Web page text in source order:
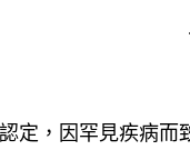
認定，因罕見疾病